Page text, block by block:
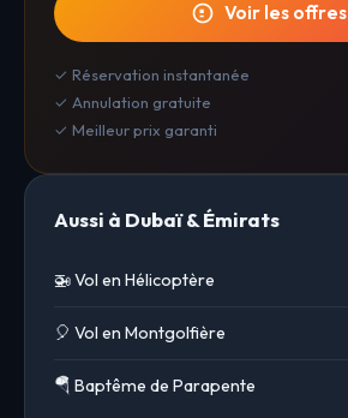
Voir les offres
✓ Réservation instantanée
✓ Annulation gratuite
✓ Meilleur prix garanti
Aussi à Dubaï & Émirats
🚁 Vol en Hélicoptère
🎈 Vol en Montgolfière
🪂 Baptême de Parapente